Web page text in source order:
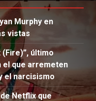
Murphy en
vistas
(Fire)”, último
el que arremeten
el narcisismo
Netflix que